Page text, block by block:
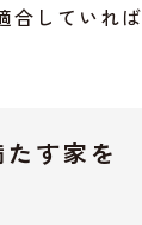
合していれば
す家を